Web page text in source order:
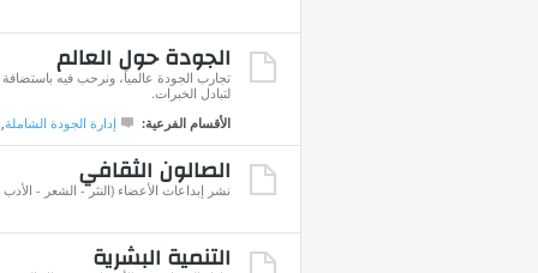
الجودة حول العالم
تجارب الجودة عالمياً، ونرحب فيه باستضافة
لتبادل الخبرات.
الأقسام الفرعية:
إدارة الجودة الشاملة
الصالون الثقافي
نشر إبداعات الأعضاء (النثر - الشعر -
التنمية البشرية